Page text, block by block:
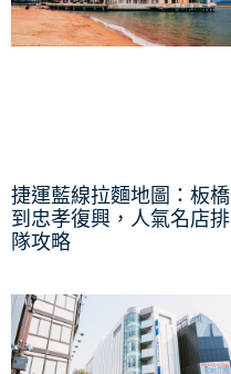
捷運藍線拉麵地圖：板橋
到忠孝復興，人氣名店排
隊攻略